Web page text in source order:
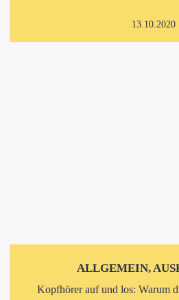
13.10.2020
ALLGEMEIN,
Kopfhörer auf und los: Warum